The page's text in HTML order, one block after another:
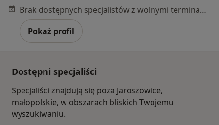
Brak dostępnych specjalistów z wolnymi terminami w tym centrum medycznym.
Pokaż profil
Dostępni specjaliści
Specjaliści znajdują się poza Jaroszowice,
małopolskie, w obszarach bliskich Twojemu
wyszukiwaniu.